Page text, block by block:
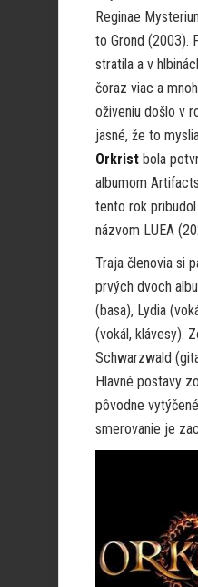
Reginae
to Grond (2003).
stratila a v
čoraz viac a
oživeniu došlo v
jasné, že to
Orkrist bola
albumom
tento rok
názvom LUEA
Traja členovia si
prvých dvoch
(basa), Lydia
(vokál, klávesy).
Schwarzwald
Hlavné postavy
pôvodne
smerovanie je